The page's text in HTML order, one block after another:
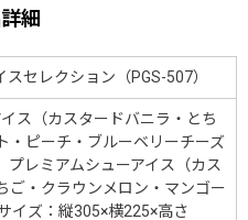
細
セレクション（PGS-507）
ス（カスタードバニラ・とち
・ピーチ・ブルーベリーチーズ
プレミアムシューアイス（カス
ご・クラウンメロン・マンゴー
イズ：縦305×横225×高さ